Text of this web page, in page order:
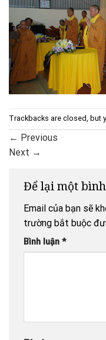
Trackbacks are closed, but
← Previous
Next →
Để lại một
Email của bạn sẽ
trường bắt buộc
Bình luận *